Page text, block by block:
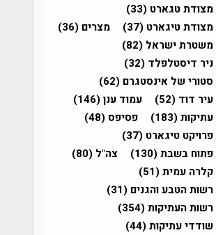
מצודת טגארט (33)
מצודת טיגארט (37) מצרים (36)
משטרת ישראל (82)
ניר דיסטלפלד (32)
סטורי של אינסטגרם (62)
עיר דוד (52) עמוד ענן(146)
עתיקות(183) פסיפס(48)
פרויקט טיגארט (37)
פתוח בשבת(130) צה"ל (80)
קלרה עמית(51)
רשות הטבע והגנים (31)
רשות העתיקות(354)
שודדי עתיקות(44)